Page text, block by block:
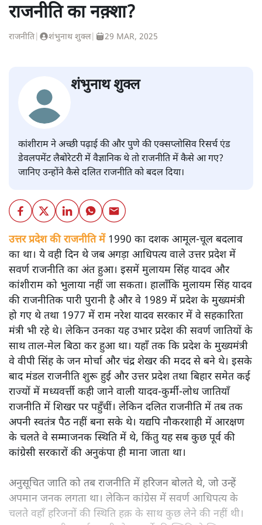
राजनीति का नक़्शा?
राजनीति शंभुनाथ शुक्ल| 29 MAR, 2025
शंभुनाथ शुक्ल
कांशीराम ने अच्छी पढ़ाई की और पुणे की एक्सप्लोसिव रिसर्च एंड
डेवलपमेंट लैबोरेटरी में वैज्ञानिक थे तो राजनीति में कैसे आ गए?
जानिए उन्होंने कैसे दलित राजनीति को बदल दिया।
उत्तर प्रदेश की राजनीति में1990 का दशक आमूल-चूल बदलाव
का था। ये वही दिन थे जब अगड़ा आधिपत्य वाले उत्तर प्रदेश में
सवर्ण राजनीति का अंत हुआ। इसमें मुलायम सिंह यादव और
कांशीराम को भुलाया नहीं जा सकता। हालाँकि मुलायम सिंह यादव
की राजनीतिक पारी पुरानी है और वे 1989 में प्रदेश के मुख्यमंत्री
हो गए थे तथा 1977 में राम नरेश यादव सरकार में वे सहकारिता
साथ ताल-मेल बिठा कर हुआ था। यहाँ तक कि प्रदेश के मुख्यमंत्री
वे वीपी सिंह के जन मोर्चा और चंद्र शेखर की मदद से बने थे। इसके
बाद मंडल राजनीति शुरू हुई और उत्तर प्रदेश तथा बिहार समेत कई